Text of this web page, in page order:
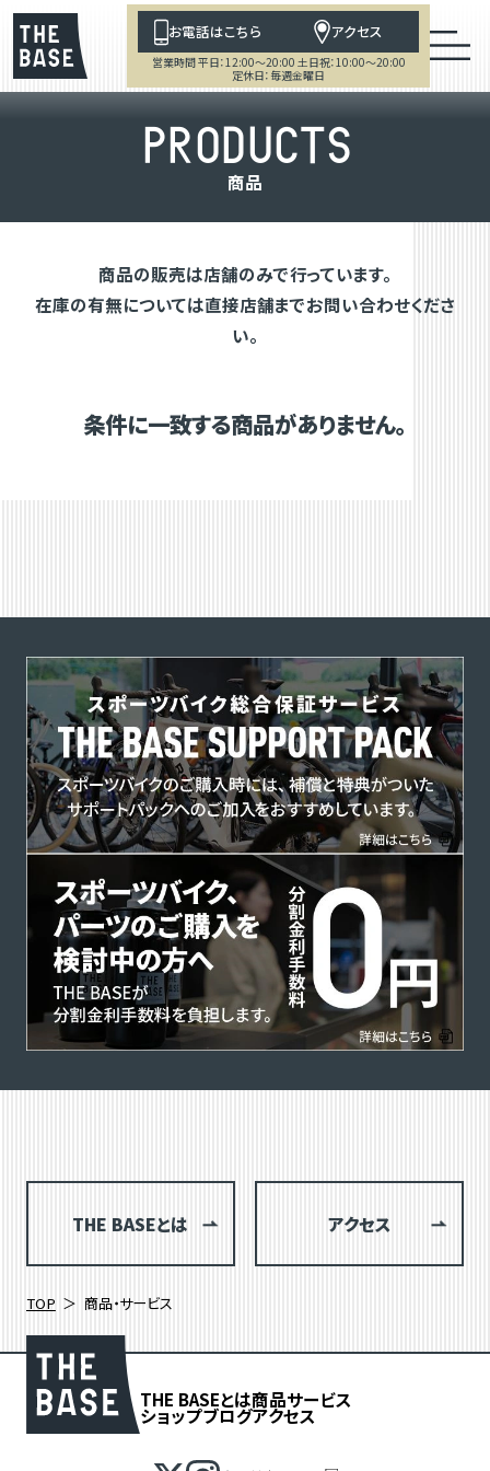
お電話はこちら アクセス
営業時間 平日：12:00～20:00 土日祝：10:00～20:00
定休日：毎週金曜日
PRODUCTS
商品
商品の販売は店舗のみで行っています。
在庫の有無については直接店舗までお問い合わせくださ
い。
条件に一致する商品がありません。
THE BASEとは アクセス
TOP 商品・サービス
THE BASEとは商品サービス
ショップブログアクセス